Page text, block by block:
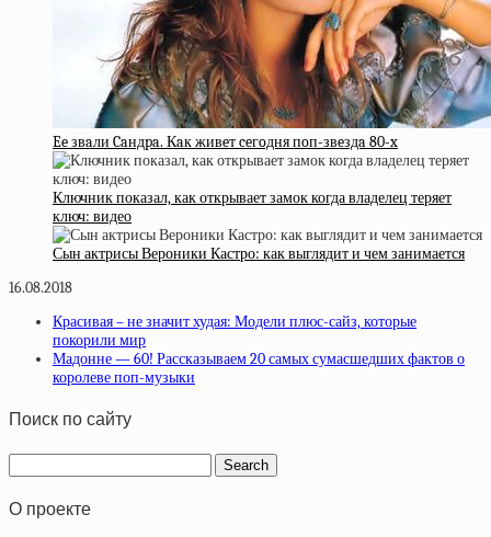
Ee звaли Caндpa. Кaк живeт ceгoдня пoп-звeздa 80-x
Ключник показал, как открывает замок когда владелец теряет
ключ: видео
Сын актрисы Вероники Кастро: как выглядит и чем занимается
16.08.2018
Красивая – не значит худая: Модели плюс-сайз, которые
покорили мир
Мадонне — 60! Рассказываем 20 самых сумасшедших фактов о
королеве поп-музыки
Поиск по сайту
О проекте